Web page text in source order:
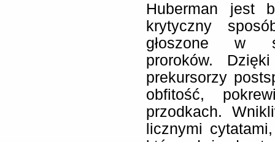
Huberman jest
krytyczny
głoszone w
proroków.
prekursorzy
obfitość,
przodkach.
licznymi